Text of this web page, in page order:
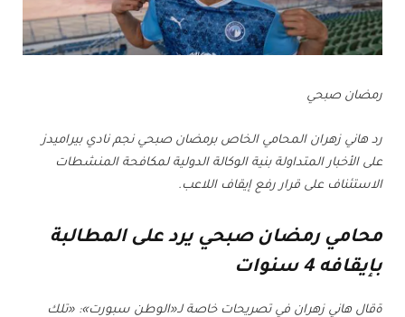
رمضان صبحي
رد هاني زهران المحامي الخاص برمضان صبحي نجم نادي بيراميدز
على الأخبار المتداولة بنية الوكالة الدولية لمكافحة المنشطات
الاستئناف على قرار رفع إيقاف اللاعب.
محامي رمضان صبحي يرد على المطالبة
بإيقافه 4 سنوات
ةقال هاني زهران في تصريحات خاصة لـ«الوطن سبورت»: «تلك